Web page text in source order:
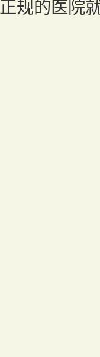
正规的医院